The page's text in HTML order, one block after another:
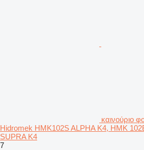
καινούριο
Hidromek HMK102S ALPHA K4, HMK
SUPRA K4
7